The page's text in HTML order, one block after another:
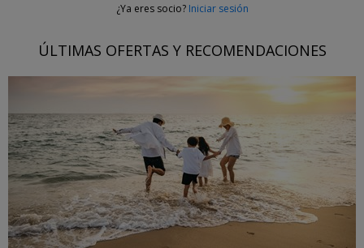
¿Ya eres socio? Iniciar sesión
ÚLTIMAS OFERTAS Y RECOMENDACIONES